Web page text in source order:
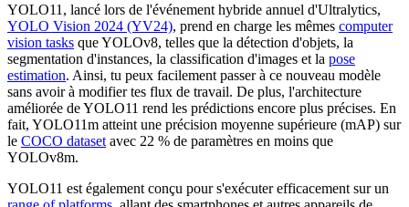
YOLO11, lancé lors de l'événement hybride annuel d'Ultralytics,
YOLO Vision 2024 (YV24), prend en charge les mêmes computer
vision tasks que YOLOv8, telles que la détection d'objets, la
segmentation d'instances, la classification d'images et la pose
estimation. Ainsi, tu peux facilement passer à ce nouveau modèle
sans avoir à modifier tes flux de travail. De plus, l'architecture
améliorée de YOLO11 rend les prédictions encore plus précises. En
fait, YOLO11m atteint une précision moyenne supérieure (mAP) sur
le COCO dataset avec 22 % de paramètres en moins que
YOLOv8m.
YOLO11 est également conçu pour s'exécuter efficacement sur un